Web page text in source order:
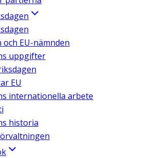
EU-nämnden
uppgifter
EU
internationella arbete
historia